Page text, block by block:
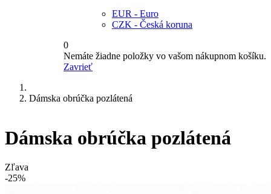
EUR - Euro
CZK - Česká koruna
0
Nemáte žiadne položky vo vašom nákupnom košíku.
Zavrieť
Dámska obrúčka pozlátená
Dámska obrúčka pozlátená
Zľava
-25%